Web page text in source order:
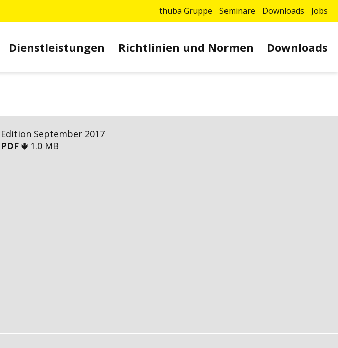
thuba Gruppe Seminare Downloads Jobs
Dienstleistungen Richtlinien und Normen Downloads
Edition September 2017
PDF 🢃 1.0 MB